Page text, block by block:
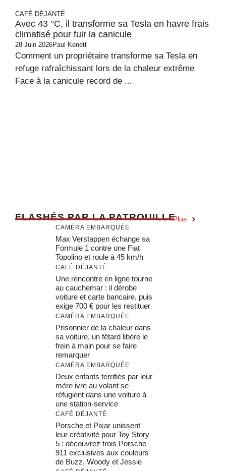
CAFÉ DÉJANTÉ
Avec 43 °C, il transforme sa Tesla en havre frais
climatisé pour fuir la canicule
28 Juin 2026Paul Kenett
Comment un propriétaire transforme sa Tesla en
refuge rafraîchissant lors de la chaleur extrême
Face à la canicule record de ...
FLASHÉS PAR LA PATROUILLEPlus
CAMÉRA EMBARQUÉE
Max Verstappen échange sa
Formule 1 contre une Fiat
Topolino et roule à 45 km/h
CAFÉ DÉJANTÉ
Une rencontre en ligne tourne
au cauchemar : il dérobe
voiture et carte bancaire, puis
exige 700 € pour les restituer
CAMÉRA EMBARQUÉE
Prisonnier de la chaleur dans
sa voiture, un fêtard libère le
frein à main pour se faire
remarquer
CAMÉRA EMBARQUÉE
Deux enfants terrifiés par leur
mère ivre au volant se
réfugient dans une voiture à
une station-service
CAFÉ DÉJANTÉ
Porsche et Pixar unissent
leur créativité pour Toy Story
5 : découvrez trois Porsche
911 exclusives aux couleurs
de Buzz, Woody et Jessie